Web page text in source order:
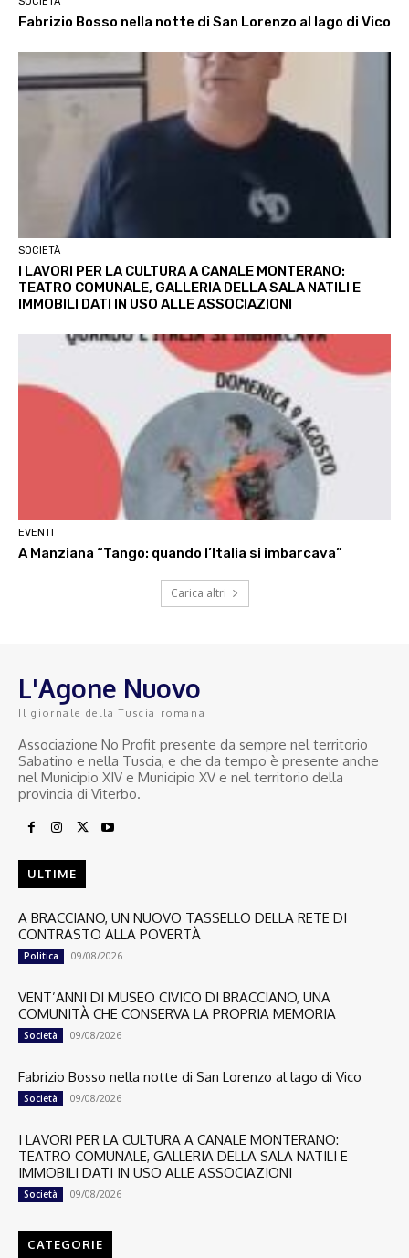
Fabrizio Bosso nella notte di San Lorenzo al lago di Vico
SOCIETÀ
I LAVORI PER LA CULTURA A CANALE MONTERANO:
TEATRO COMUNALE, GALLERIA DELLA SALA NATILI E
IMMOBILI DATI IN USO ALLE ASSOCIAZIONI
EVENTI
A Manziana “Tango: quando l’Italia si imbarcava”
Carica altri
L'Agone Nuovo
Il giornale della Tuscia romana
Associazione No Profit presente da sempre nel territorio
Sabatino e nella Tuscia, e che da tempo è presente anche
nel Municipio XIV e Municipio XV e nel territorio della
provincia di Viterbo.
ULTIME
A BRACCIANO, UN NUOVO TASSELLO DELLA RETE DI
CONTRASTO ALLA POVERTÀ
Politica 09/08/2026
VENT’ANNI DI MUSEO CIVICO DI BRACCIANO, UNA
COMUNITÀ CHE CONSERVA LA PROPRIA MEMORIA
Società 09/08/2026
Fabrizio Bosso nella notte di San Lorenzo al lago di Vico
Società 09/08/2026
I LAVORI PER LA CULTURA A CANALE MONTERANO:
TEATRO COMUNALE, GALLERIA DELLA SALA NATILI E
IMMOBILI DATI IN USO ALLE ASSOCIAZIONI
Società 09/08/2026
CATEGORIE